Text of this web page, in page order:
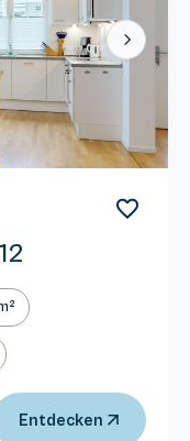
Next
Entdecken